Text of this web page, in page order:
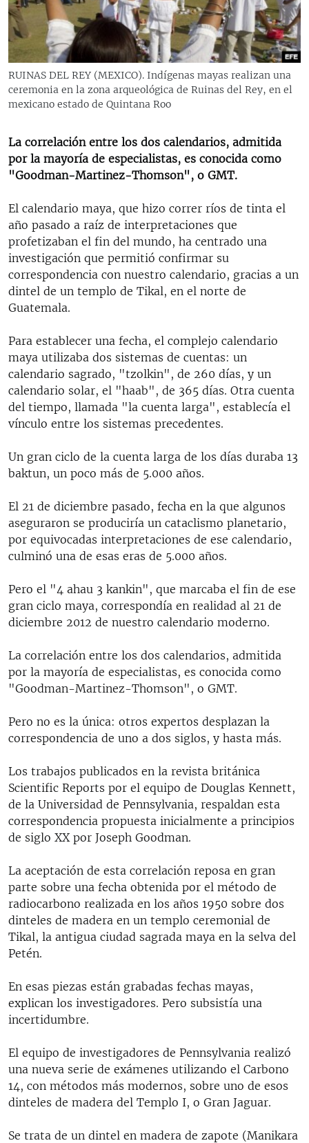
RADIO MARTÍ
ESPECIALES
ESPECIALES
LA REALIDAD DE LA VIVIENDA EN CUBA
SER VIEJO EN CUBA
KENTU-CUBANO
LOS SANTOS DE HIALEAH
DESINFORMACIÓN RUSA EN AMÉRICA LATINA
LA INVASIÓN DE RUSIA A UCRANIA
MULTIMEDIA
EDITORIALES
RUINAS DEL REY (MEXICO). Indígenas mayas realizan una
ceremonia en la zona arqueológica de Ruinas del Rey, en el
mexicano estado de Quintana Roo
La correlación entre los dos calendarios, admitida
por la mayoría de especialistas, es conocida como
"Goodman-Martinez-Thomson", o GMT.
El calendario maya, que hizo correr ríos de tinta el
año pasado a raíz de interpretaciones que
profetizaban el fin del mundo, ha centrado una
investigación que permitió confirmar su
correspondencia con nuestro calendario, gracias a un
dintel de un templo de Tikal, en el norte de
Guatemala.
Para establecer una fecha, el complejo calendario
maya utilizaba dos sistemas de cuentas: un
calendario sagrado, "tzolkin", de 260 días, y un
calendario solar, el "haab", de 365 días. Otra cuenta
del tiempo, llamada "la cuenta larga", establecía el
vínculo entre los sistemas precedentes.
Un gran ciclo de la cuenta larga de los días duraba 13
baktun, un poco más de 5.000 años.
El 21 de diciembre pasado, fecha en la que algunos
aseguraron se produciría un cataclismo planetario,
por equivocadas interpretaciones de ese calendario,
culminó una de esas eras de 5.000 años.
Pero el "4 ahau 3 kankin", que marcaba el fin de ese
gran ciclo maya, correspondía en realidad al 21 de
diciembre 2012 de nuestro calendario moderno.
La correlación entre los dos calendarios, admitida
por la mayoría de especialistas, es conocida como
"Goodman-Martinez-Thomson", o GMT.
Pero no es la única: otros expertos desplazan la
correspondencia de uno a dos siglos, y hasta más.
Los trabajos publicados en la revista británica
Scientific Reports por el equipo de Douglas Kennett,
de la Universidad de Pennsylvania, respaldan esta
correspondencia propuesta inicialmente a principios
de siglo XX por Joseph Goodman.
La aceptación de esta correlación reposa en gran
parte sobre una fecha obtenida por el método de
radiocarbono realizada en los años 1950 sobre dos
dinteles de madera en un templo ceremonial de
Tikal, la antigua ciudad sagrada maya en la selva del
Petén.
En esas piezas están grabadas fechas mayas,
explican los investigadores. Pero subsistía una
incertidumbre.
El equipo de investigadores de Pennsylvania realizó
una nueva serie de exámenes utilizando el Carbono
14, con métodos más modernos, sobre uno de esos
dinteles de madera del Templo I, o Gran Jaguar.
Se trata de un dintel en madera de zapote (Manikara